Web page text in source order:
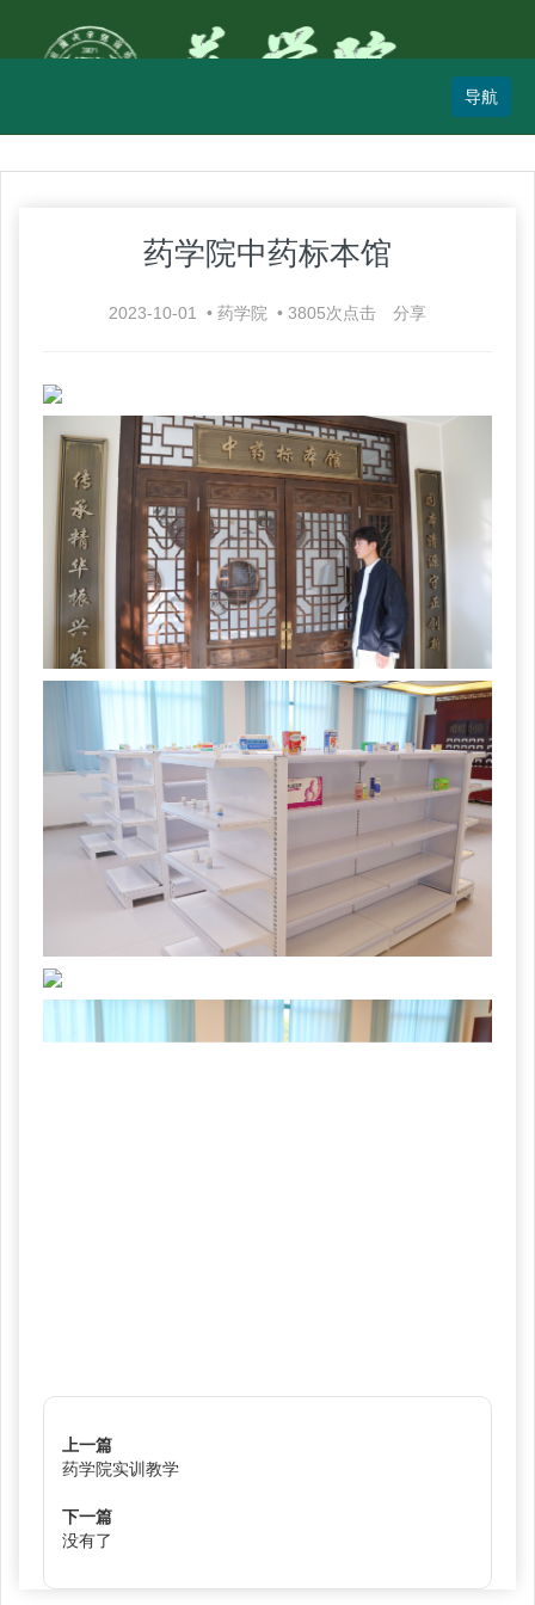
药学院中药标本馆
2023-10-01 • 药学院 • 3805次点击 分享
上一篇
药学院实训教学
下一篇
没有了